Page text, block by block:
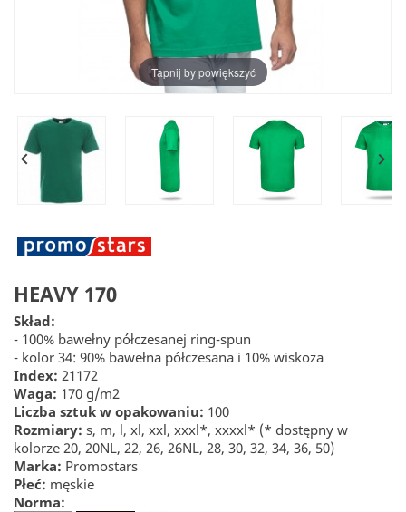
Tapnij by powiększyć
 
HEAVY 170
Skład:
- 100% bawełny półczesanej ring-spun
- kolor 34: 90% bawełna półczesana i 10% wiskoza
Index: 21172
Waga: 170 g/m2
Liczba sztuk w opakowaniu: 100
Rozmiary: s, m, l, xl, xxl, xxxl*, xxxxl* (* dostępny w
kolorze 20, 20NL, 22, 26, 26NL, 28, 30, 32, 34, 36, 50)
Marka: Promostars
Płeć: męskie
Norma: